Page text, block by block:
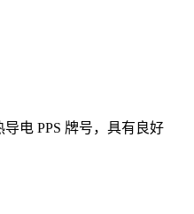
导电 PPS 牌号，具有良好